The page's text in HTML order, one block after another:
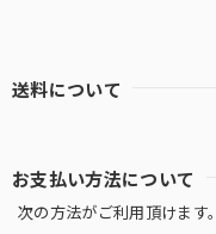
送料について
お支払い方法について
次の方法がご利用頂けます。